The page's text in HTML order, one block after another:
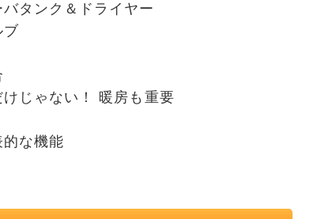
タンク＆ドライヤー
じゃない！ 暖房も重要
な機能